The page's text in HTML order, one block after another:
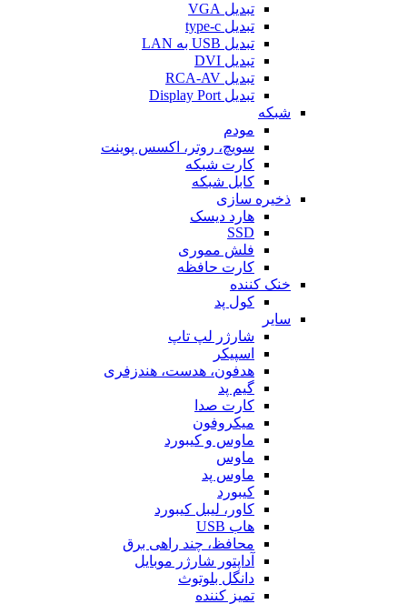
تبدیل VGA
تبدیل type-c
تبدیل USB به LAN
تبدیل DVI
تبدیل RCA-AV
تبدیل Display Port
شبکه
مودم
سویچ، روتر، اکسس پوینت
کارت شبکه
کابل شبکه
ذخیره سازی
هارد دیسک
SSD
فلش مموری
کارت حافظه
خنک کننده
کول پد
سایر
شارژر لپ تاپ
اسپیکر
هدفون، هدست، هندزفری
گیم پد
کارت صدا
میکروفون
ماوس و کیبورد
ماوس
ماوس پد
کیبورد
کاور، لیبل کیبورد
هاب USB
محافظ، چند راهی برق
آداپتور شارژر موبایل
دانگل بلوتوث
تمیز کننده